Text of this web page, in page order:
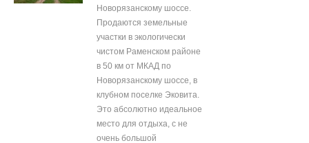
Новорязанскому шоссе.
Продаются земельные
участки в экологически
чистом Раменском районе
в 50 км от МКАД по
Новорязанскому шоссе, в
клубном поселке Эковита.
Это абсолютно идеальное
место для отдыха, с не
очень большой